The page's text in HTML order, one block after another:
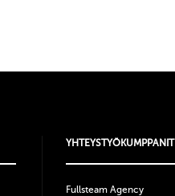
YHTEYSTYÖKUMPPANIT
Fullsteam Agency